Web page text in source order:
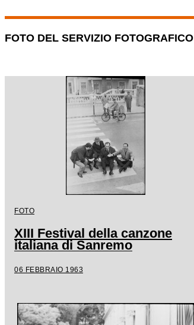
FOTO DEL SERVIZIO FOTOGRAFICO
FOTO
XIII Festival della canzone
italiana di Sanremo
06 FEBBRAIO 1963